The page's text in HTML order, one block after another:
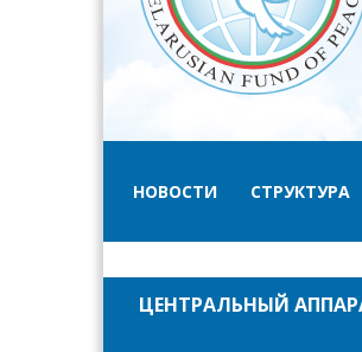
НОВОСТИ СТРУКТУРА
ЦЕНТРАЛЬНЫЙ